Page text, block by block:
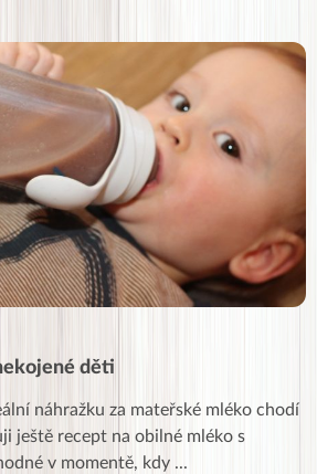
děti
náhražku za mateřské mléko chodí
ještě recept na obilné mléko s
v momentě, kdy ...